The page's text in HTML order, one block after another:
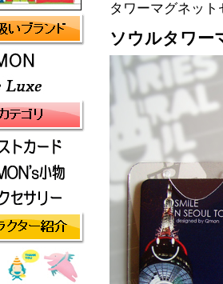
タワーマグネット
ソウルタワー